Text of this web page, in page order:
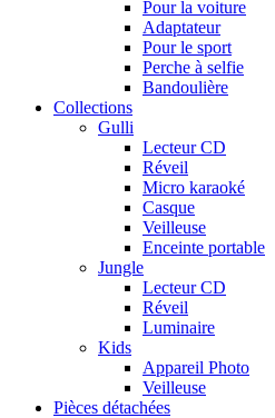
Pour la voiture
Adaptateur
Pour le sport
Perche à selfie
Bandoulière
Collections
Gulli
Lecteur CD
Réveil
Micro karaoké
Casque
Veilleuse
Enceinte portable
Jungle
Lecteur CD
Réveil
Luminaire
Kids
Appareil Photo
Veilleuse
Pièces détachées